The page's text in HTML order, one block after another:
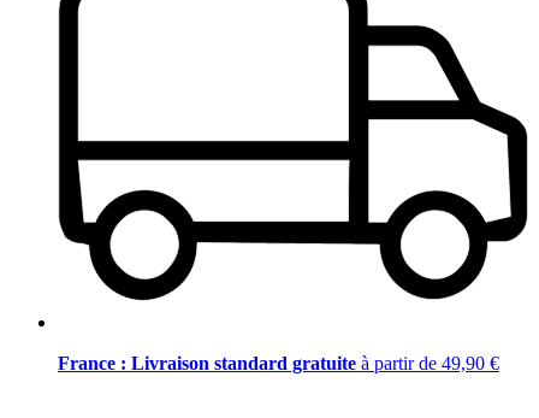
France : Livraison standard gratuite à partir de 49,90 €